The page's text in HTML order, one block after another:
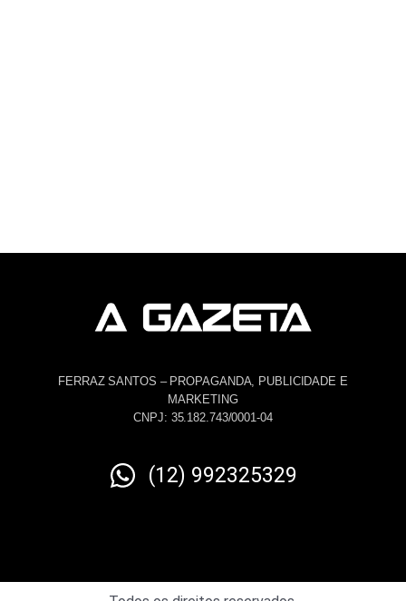
FERRAZ SANTOS – PROPAGANDA, PUBLICIDADE E
MARKETING
CNPJ: 35.182.743/0001-04
(12) 992325329